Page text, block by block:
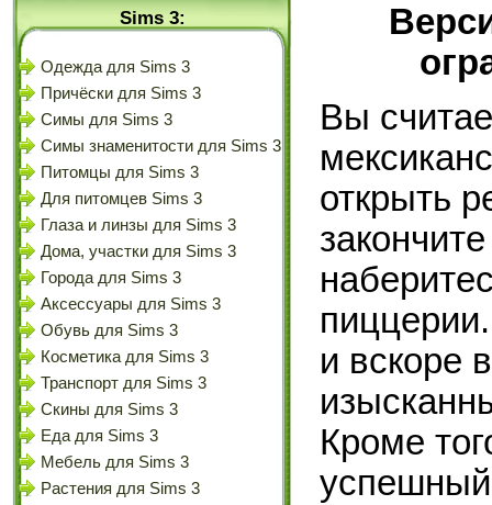
Sims 3:
Одежда для Sims 3
Причёски для Sims 3
Симы для Sims 3
Симы знаменитости для Sims 3
Питомцы для Sims 3
Для питомцев Sims 3
Глаза и линзы для Sims 3
Дома, участки для Sims 3
Города для Sims 3
Аксессуары для Sims 3
Обувь для Sims 3
Косметика для Sims 3
Транспорт для Sims 3
Скины для Sims 3
Еда для Sims 3
Мебель для Sims 3
Растения для Sims 3
Вы
открыть
и вскоре
Кроме